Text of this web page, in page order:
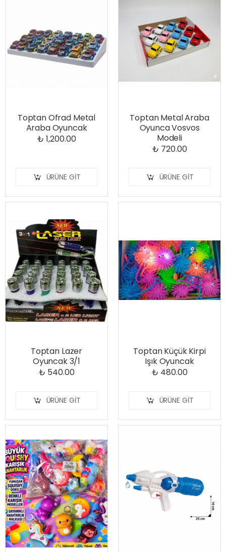
Toptan Ofrad Metal
Araba Oyuncak
₺ 1,200.00
ÜRÜNE GIT
Toptan Metal Araba
Oyunca Vosvos
Modeli
₺ 720.00
ÜRÜNE GIT
Toptan Lazer
Oyuncak 3/1
₺ 540.00
ÜRÜNE GIT
Toptan Küçük Kirpi
Işık Oyuncak
₺ 480.00
ÜRÜNE GIT